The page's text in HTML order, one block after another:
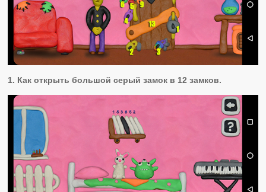
1. Как открыть большой серый замок в 12 замков.